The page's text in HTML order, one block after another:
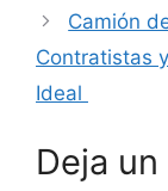
Camión
Contratistas
Ideal
Deja